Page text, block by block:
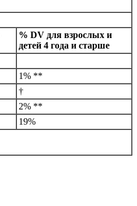
% DV для взрослых и
детей 4 года и старше
1% **
†
2% **
19%